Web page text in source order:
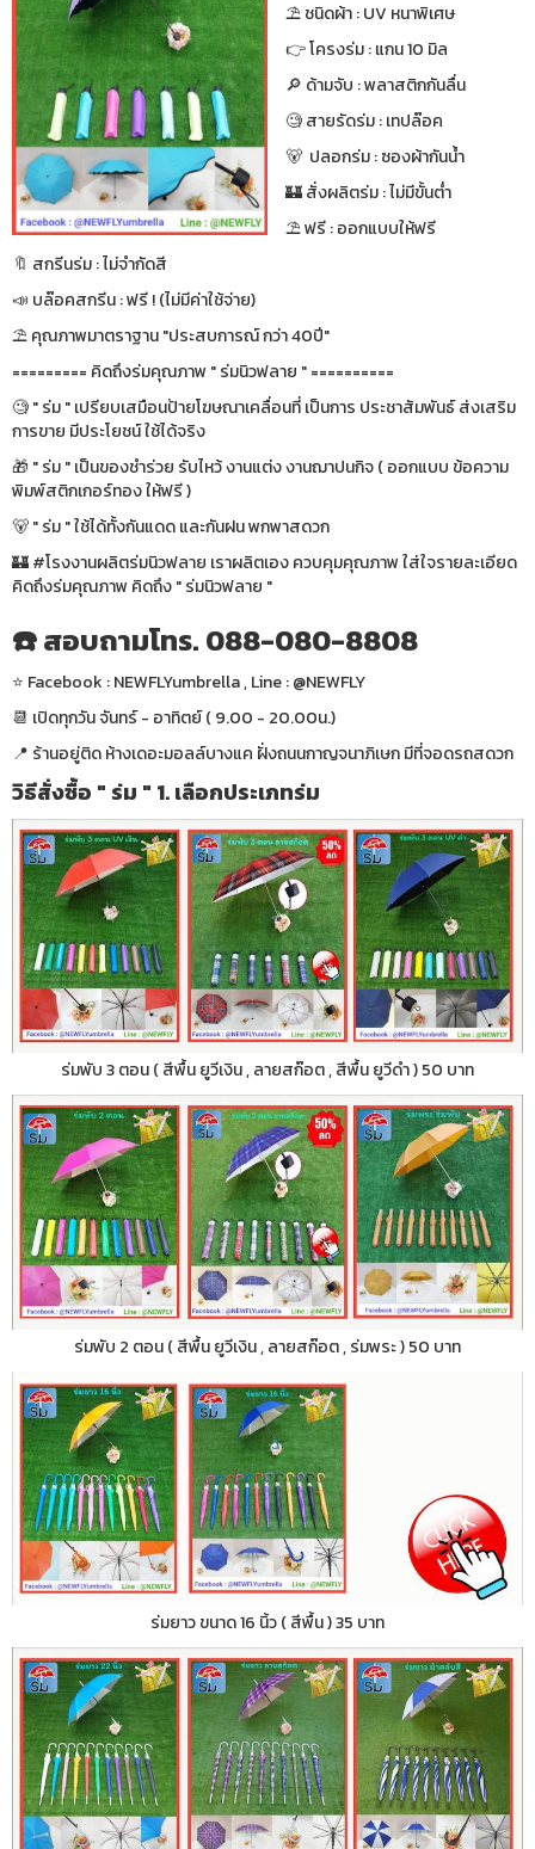
⛱ ชนิดผ้า : UV หนาพิเศษ
👉 โครงร่ม : แกน 10 มิล
🔎 ด้ามจับ : พลาสติกกันลื่น
🧐 สายรัดร่ม : เทปล๊อค
🐻 ปลอกร่ม : ซองผ้ากันน้ำ
🏰 สั่งผลิตร่ม : ไม่มีขั้นต่ำ
⛱ ฟรี : ออกแบบให้ฟรี
🔖 สกรีนร่ม : ไม่จำกัดสี
📣 บล๊อคสกรีน : ฟรี ! (ไม่มีค่าใช้จ่าย)
⛱ คุณภาพมาตราฐาน "ประสบการณ์ กว่า 40ปี"
========= คิดถึงร่มคุณภาพ " ร่มนิวฟลาย " ==========
🧐 " ร่ม " เปรียบเสมือนป้ายโฆษณาเคลื่อนที่ เป็นการ ประชาสัมพันธ์ ส่งเสริม
การขาย มีประโยชน์ ใช้ได้จริง
🎁 " ร่ม " เป็นของชำร่วย รับไหว้ งานแต่ง งานฌาปนกิจ ( ออกแบบ ข้อความ
พิมพ์สติกเกอร์ทอง ให้ฟรี )
🐻 " ร่ม " ใช้ได้ทั้งกันแดด และกันฝน พกพาสดวก
🏰 #โรงงานผลิตร่มนิวฟลาย เราผลิตเอง ควบคุมคุณภาพ ใส่ใจรายละเอียด
คิดถึงร่มคุณภาพ คิดถึง " ร่มนิวฟลาย "
☎️ สอบถามโทร. 088-080-8808
⭐️ Facebook : NEWFLYumbrella , Line : @NEWFLY
📆 เปิดทุกวัน จันทร์ - อาทิตย์ ( 9.00 - 20.00น.)
📍 ร้านอยู่ติด ห้างเดอะมอลล์บางแค ฝั่งถนนกาญจนาภิเษก มีที่จอดรถสดวก
วิธีสั่งซื้อ " ร่ม " 1. เลือกประเภทร่ม
ร่มพับ 3 ตอน ( สีพื้น ยูวีเงิน , ลายสก๊อต , สีพื้น ยูวีดำ ) 50 บาท
ร่มพับ 2 ตอน ( สีพื้น ยูวีเงิน , ลายสก๊อต , ร่มพระ ) 50 บาท
ร่มยาว ขนาด 16 นิ้ว ( สีพื้น ) 35 บาท